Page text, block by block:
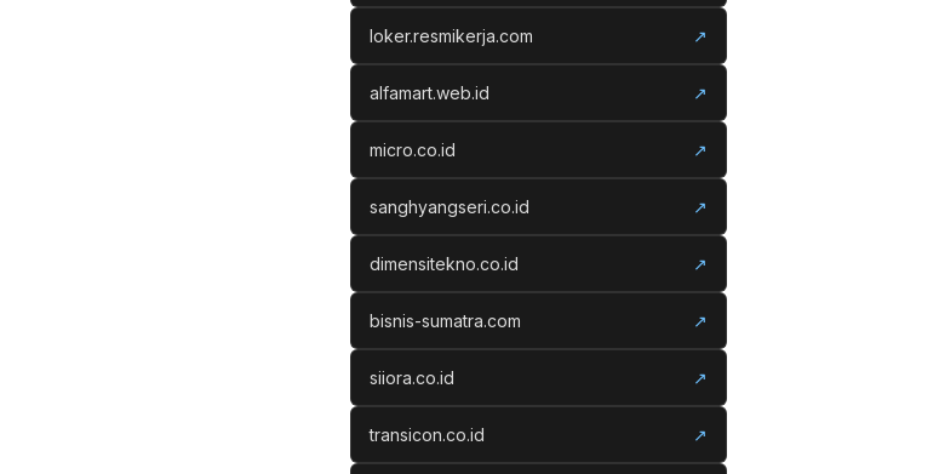
loker.resmikerja.com ↗
alfamart.web.id ↗
micro.co.id ↗
sanghyangseri.co.id ↗
dimensitekno.co.id ↗
bisnis-sumatra.com ↗
siiora.co.id ↗
transicon.co.id ↗